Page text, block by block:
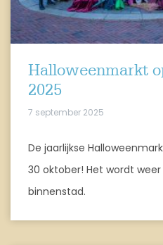
Halloweenmarkt
2025
7 september 2025
De jaarlijkse
30 oktober! Het wordt
binnenstad.